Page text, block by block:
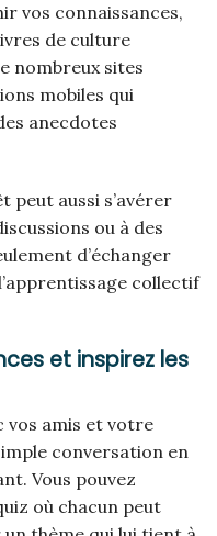
vos connaissances,
de culture
nombreux sites
mobiles qui
anecdotes
peut aussi s’avérer
ou à des
d’échanger
collectif
et inspirez les
vos amis et votre
conversation en
Vous pouvez
où chacun peut